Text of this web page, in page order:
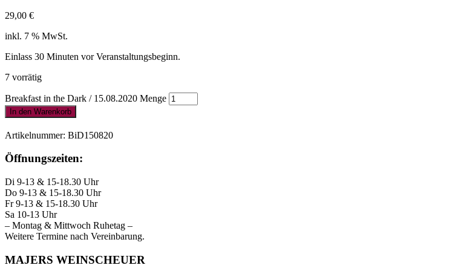
29,00 €
inkl. 7 % MwSt.
Einlass 30 Minuten vor Veranstaltungsbeginn.
7 vorrätig
Breakfast in the Dark / 15.08.2020 Menge
In den Warenkorb
Artikelnummer: BiD150820
Öffnungszeiten:
Di 9-13 & 15-18.30 Uhr
Do 9-13 & 15-18.30 Uhr
Fr 9-13 & 15-18.30 Uhr
Sa 10-13 Uhr
– Montag & Mittwoch Ruhetag –
Weitere Termine nach Vereinbarung.
MAJERS WEINSCHEUER